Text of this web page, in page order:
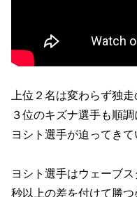
上位２名は変わらず独走
３位のキズナ選手も順
ヨシト選手が迫ってきて
ヨシト選手はウェーブ
秒以上の差を付けて勝